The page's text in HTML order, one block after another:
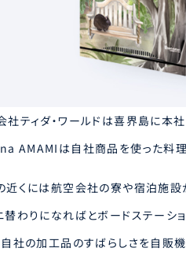
社ティダ・ワールドは喜界島に本
AMAMIは自社商品を使った料理
近くには航空会社の寮や宿泊施設
替わりになればとボードステーシ
自社の加工品のすばらしさを自販